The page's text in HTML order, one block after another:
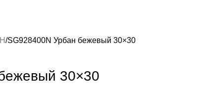
SG928400N Урбан бежевый 30×30
30×30